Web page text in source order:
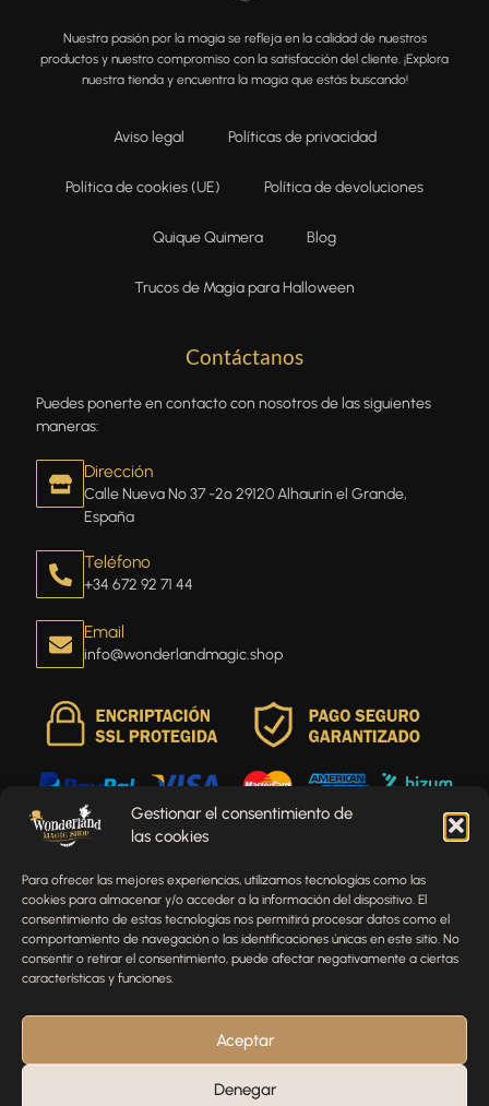
Gestionar el consentimiento de
las cookies
Para ofrecer las mejores experiencias, utilizamos tecnologías como las
cookies para almacenar y/o acceder a la información del dispositivo. El
consentimiento de estas tecnologías nos permitirá procesar datos como el
comportamiento de navegación o las identificaciones únicas en este sitio. No
consentir o retirar el consentimiento, puede afectar negativamente a ciertas
características y funciones.
Aceptar
Denegar
Contáctanos
Puedes ponerte en contacto con nosotros de las siguientes
maneras:
Dirección
Calle Nueva Nº 37 -2º 29120 Alhaurín el Grande,
España
Teléfono
+34 672 92 71 44
Email
info@wonderlandmagic.shop
Nuestra pasión por la magia se refleja en la calidad de nuestros
productos y nuestro compromiso con la satisfacción del cliente. ¡Explora
nuestra tienda y encuentra la magia que estás buscando!
Aviso legal Políticas de privacidad
Política de cookies (UE) Política de devoluciones
Quique Quimera Blog
Trucos de Magia para Halloween
Envíenos un mensaje
¿Tienes alguna pregunta, comentario o necesitas ayuda
con tu pedido? Estamos aquí para ayudarte.
NOMBRE